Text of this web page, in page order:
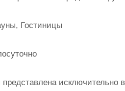
Гостиницы
исключительно